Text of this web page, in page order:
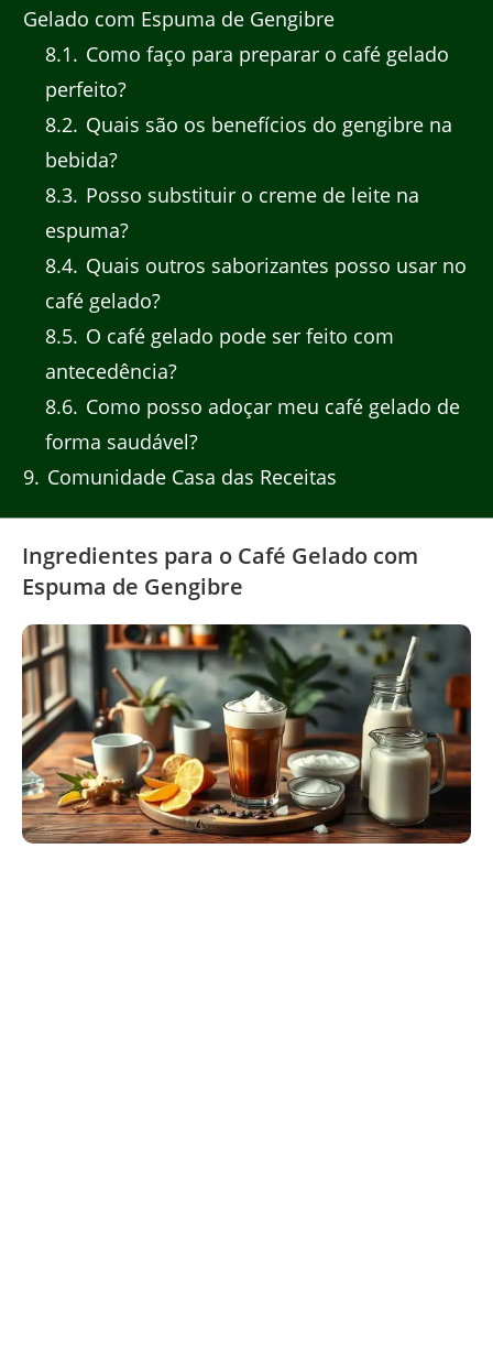
Gelado com Espuma de Gengibre
8.1
Como faço para preparar o café gelado
perfeito?
8.2 Quais são os benefícios do gengibre na
bebida?
8.3 Posso substituir o creme de leite na
espuma?
8.4 Quais outros saborizantes posso usar no
café gelado?
8.5 O café gelado pode ser feito com
antecedência?
8.6 Como posso adoçar meu café gelado de
forma saudável?
9 Comunidade Casa das Receitas
Ingredientes para o Café Gelado com
Espuma de Gengibre